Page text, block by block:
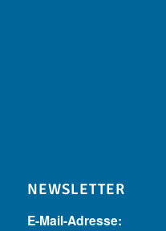
NEWSLETTER
E-Mail-Adresse: